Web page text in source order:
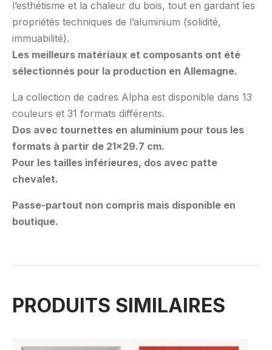
l’esthétisme et la chaleur du bois, tout en gardant les
propriétés techniques de l’aluminium (solidité,
immuabilité).
Les meilleurs matériaux et composants ont été
sélectionnés pour la production en Allemagne.
La collection de cadres Alpha est disponible dans 13
couleurs et 31 formats différents.
Dos avec tournettes en aluminium pour tous les
formats à partir de 21×29.7 cm.
Pour les tailles inférieures, dos avec patte
chevalet.
Passe-partout non compris mais disponible en
boutique.
PRODUITS SIMILAIRES